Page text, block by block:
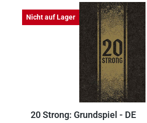
Nicht auf Lager
20 Strong: Grundspiel - DE